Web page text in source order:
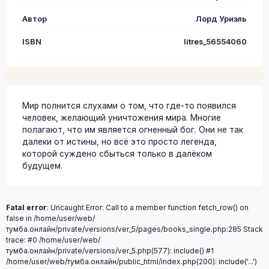
Автор Лорд Уриэль
ISBN litres_56554060
Мир полнится слухами о том, что где-то появился
человек, желающий уничтожения мира. Многие
полагают, что им является огненный бог. Они не так
далеки от истины, но всё это просто легенда,
которой суждено сбыться только в далёком
будущем.
Fatal error: Uncaught Error: Call to a member function fetch_row() on
false in /home/user/web/
тумба.онлайн/private/versions/ver_5/pages/books_single.php:285 Stack
trace: #0 /home/user/web/
тумба.онлайн/private/versions/ver_5.php(577): include() #1
/home/user/web/тумба.онлайн/public_html/index.php(200): include('...')